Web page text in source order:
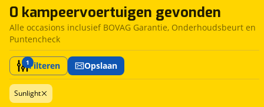
0 kampeervoertuigen gevonden
Alle occasions inclusief BOVAG Garantie, Onderhoudsbeurt en
Puntencheck
1Filteren Opslaan
Sunlight